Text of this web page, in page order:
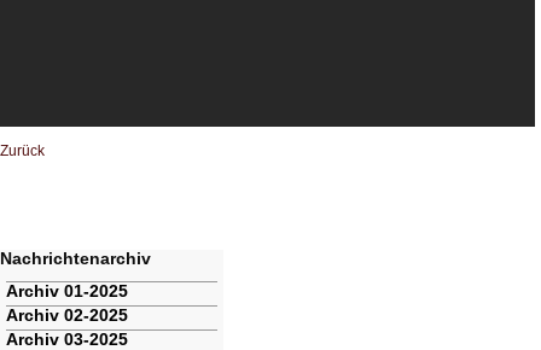
Zurück
Nachrichtenarchiv
Navigation
überspringen
Archiv 01-2025
Archiv 02-2025
Archiv 03-2025